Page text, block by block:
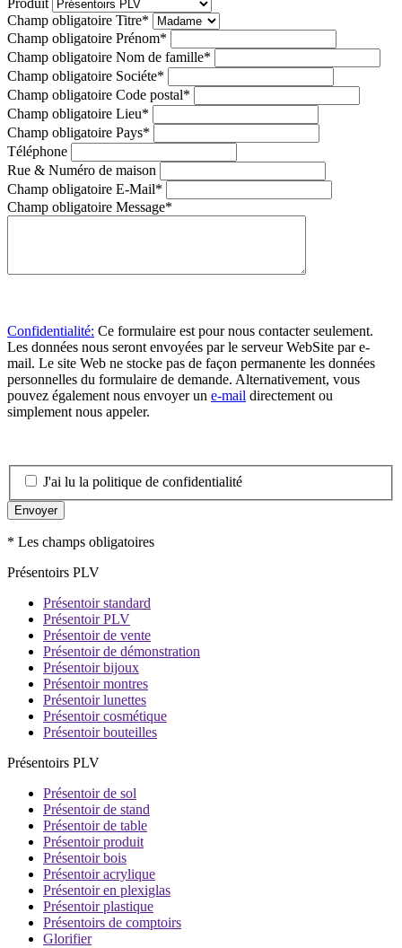
Produit
Champ obligatoire Titre*
Champ obligatoire Prénom*
Champ obligatoire Nom de famille*
Champ obligatoire Sociéte*
Champ obligatoire Code postal*
Champ obligatoire Lieu*
Champ obligatoire Pays*
Téléphone
Rue & Numéro de maison
Champ obligatoire E-Mail*
Champ obligatoire Message*
Confidentialité: Ce formulaire est pour nous contacter seulement.
Les données nous seront envoyées par le serveur WebSite par e-
mail. Le site Web ne stocke pas de façon permanente les données
personnelles du formulaire de demande. Alternativement, vous
pouvez également nous envoyer un e-mail directement ou
simplement nous appeler.
J'ai lu la politique de confidentialité
Envoyer
* Les champs obligatoires
Présentoirs PLV
Présentoir standard
Présentoir PLV
Présentoir de vente
Présentoir de démonstration
Présentoir bijoux
Présentoir montres
Présentoir lunettes
Présentoir cosmétique
Présentoir bouteilles
Présentoirs PLV
Présentoir de sol
Présentoir de stand
Présentoir de table
Présentoir produit
Présentoir bois
Présentoir acrylique
Présentoir en plexiglas
Présentoir plastique
Présentoirs de comptoirs
Glorifier